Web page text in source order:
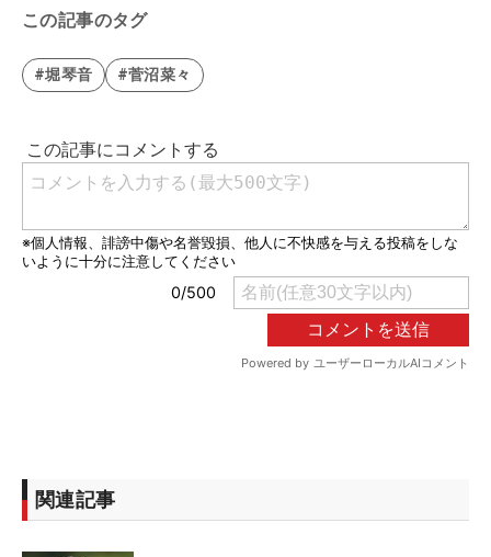
この記事のタグ
#堀琴音 #菅沼菜々
関連記事